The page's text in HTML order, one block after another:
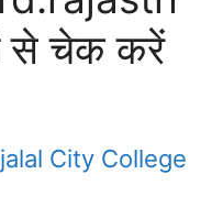
से चेक करें
City College